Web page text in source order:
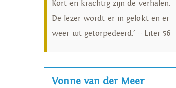
Kort en krachtig zijn de verhalen.
De lezer wordt er in gelokt en er
weer uit getorpedeerd.’ – Liter 56
Vonne van der Meer